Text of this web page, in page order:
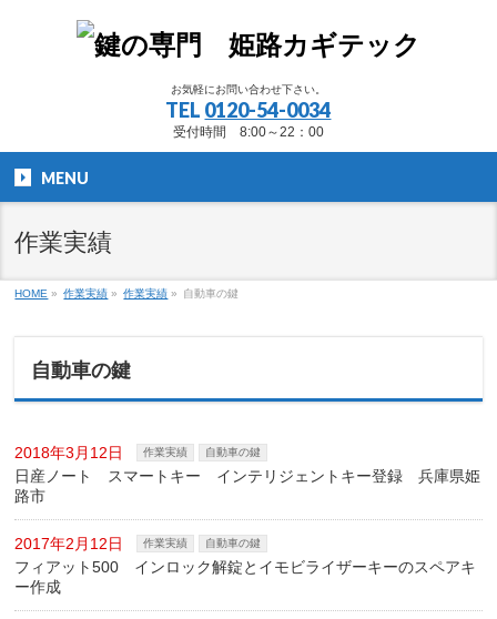
お気軽にお問い合わせ下さい。
TEL 0120-54-0034
受付時間 8:00～22：00
MENU
作業実績
HOME » 作業実績 » 作業実績 » 自動車の鍵
自動車の鍵
2018年3月12日 作業実績 自動車の鍵
日産ノート スマートキー インテリジェントキー登録 兵庫県姫
路市
2017年2月12日 作業実績 自動車の鍵
フィアット500 インロック解錠とイモビライザーキーのスペアキ
ー作成